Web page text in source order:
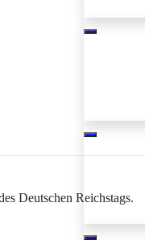
Deutschen Reichstags.